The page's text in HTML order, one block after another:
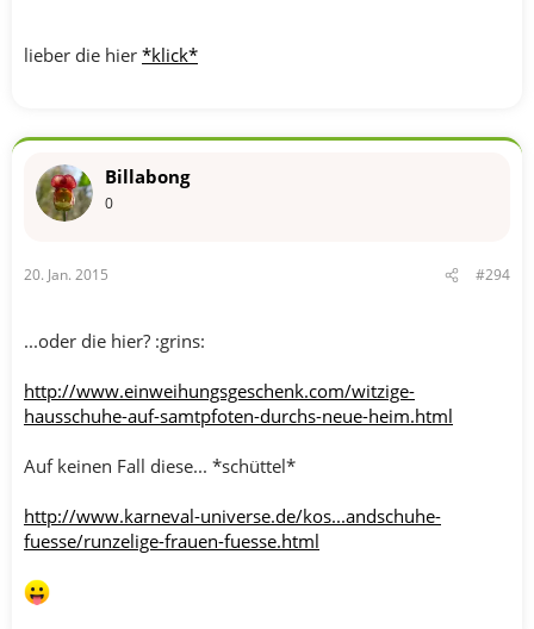
lieber die hier *klick*
Billabong
0
20. Jan. 2015 #294
...oder die hier? :grins:
http://www.einweihungsgeschenk.com/witzige-
hausschuhe-auf-samtpfoten-durchs-neue-heim.html
Auf keinen Fall diese... *schüttel*
http://www.karneval-universe.de/kos...andschuhe-
fuesse/runzelige-frauen-fuesse.html